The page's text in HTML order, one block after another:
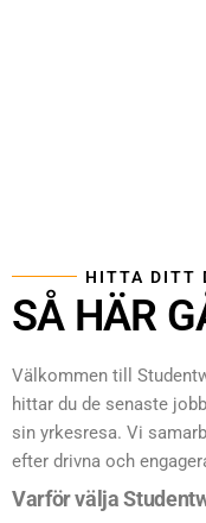
HITTA DITT
SÅ HÄR
Välkommen till
hittar du de senaste
sin yrkesresa. Vi
efter drivna och
Varför välja